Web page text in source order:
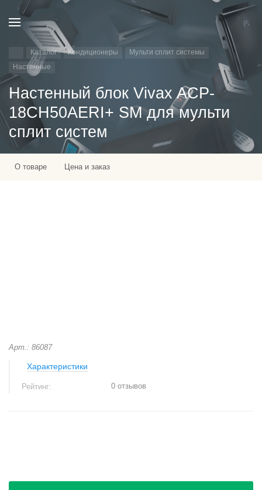
Каталог Кондиционеры
Мульти сплит системы
Настенные
Настенный блок Vivax ACP-
18CH50AERI+ SM для мульти
сплит систем
О товаре Цена и заказ
Арт.: 86087
Характеристики
Рейтинг: 0 отзывов